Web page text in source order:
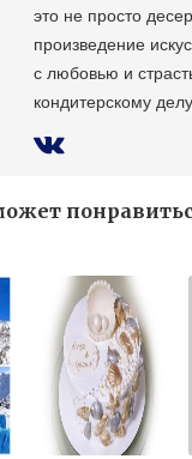
это не просто
произведение
с любовью и
кондитерскому